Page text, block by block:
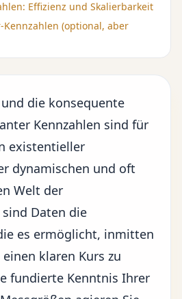
Effizienz und Skalierbarkeit
Kennzahlen (optional, aber
die konsequente
Kennzahlen sind für
existentieller
dynamischen und oft
Welt der
Daten die
es ermöglicht, inmitten
klaren Kurs zu
fundierte Kenntnis Ihrer